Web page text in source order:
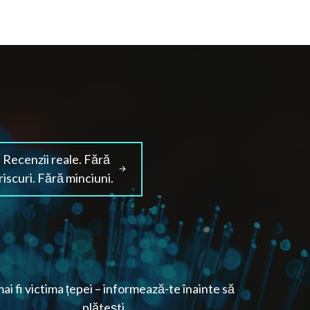
Recenzii reale. Fără
riscuri. Fără minciuni.
fi victima țepei – informează-te înainte să